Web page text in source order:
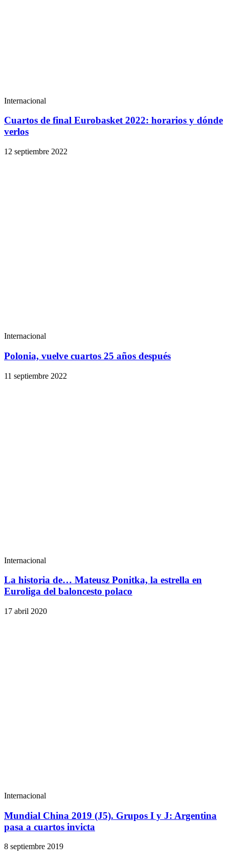
Internacional
Cuartos de final Eurobasket 2022: horarios y dónde
verlos
12 septiembre 2022
Internacional
Polonia, vuelve cuartos 25 años después
11 septiembre 2022
Internacional
La historia de… Mateusz Ponitka, la estrella en
Euroliga del baloncesto polaco
17 abril 2020
Internacional
Mundial China 2019 (J5). Grupos I y J: Argentina
pasa a cuartos invicta
8 septiembre 2019